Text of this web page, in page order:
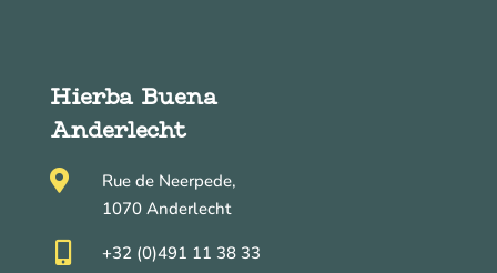
Hierba Buena
Anderlecht

Rue de Neerpede,
1070 Anderlecht
 +32 (0)491 11 38 33